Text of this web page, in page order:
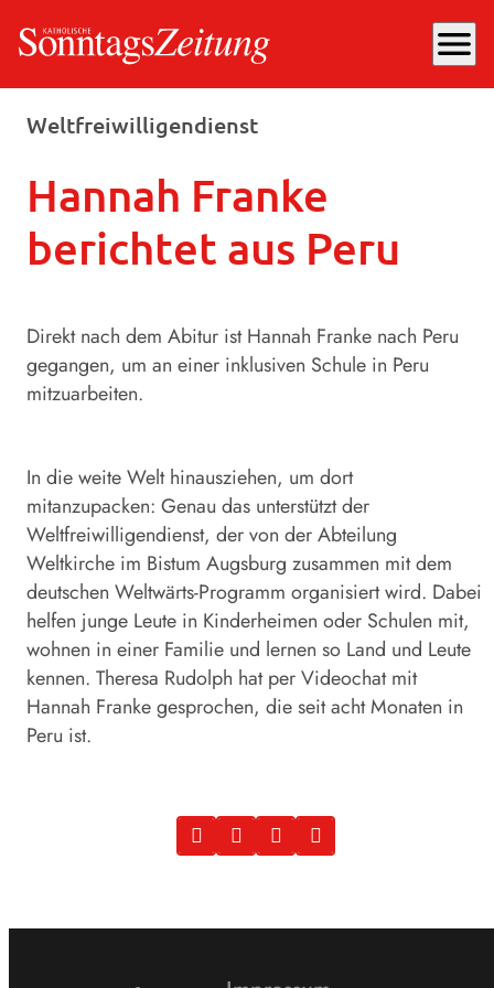
menu
Freitag, 28.03.2025, 11:11 Uhr
Weltfreiwilligendienst
Hannah Franke
berichtet aus Peru
Direkt nach dem Abitur ist Hannah Franke nach Peru
gegangen, um an einer inklusiven Schule in Peru
mitzuarbeiten.
In die weite Welt hinausziehen, um dort
mitanzupacken: Genau das unterstützt der
Weltfreiwilligendienst, der von der Abteilung
Weltkirche im Bistum Augsburg zusammen mit dem
deutschen Weltwärts-Programm organisiert wird. Dabei
helfen junge Leute in Kinderheimen oder Schulen mit,
wohnen in einer Familie und lernen so Land und Leute
kennen. Theresa Rudolph hat per Videochat mit
Hannah Franke gesprochen, die seit acht Monaten in
Peru ist.